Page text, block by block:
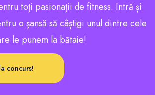
toți pasionații de fitness. Intră și
o șansă să câștigi unul dintre cele
le punem la bătaie!
concurs!